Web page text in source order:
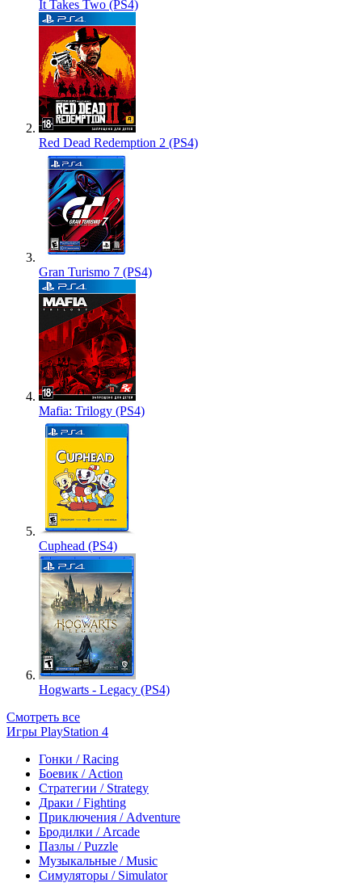
It Takes Two (PS4)
Red Dead Redemption 2 (PS4)
Gran Turismo 7 (PS4)
Mafia: Trilogy (PS4)
Cuphead (PS4)
Hogwarts - Legacy (PS4)
Смотреть все
Игры PlayStation 4
Гонки / Racing
Боевик / Action
Стратегии / Strategy
Драки / Fighting
Приключения / Adventure
Бродилки / Arcade
Пазлы / Puzzle
Музыкальные / Music
Симуляторы / Simulator